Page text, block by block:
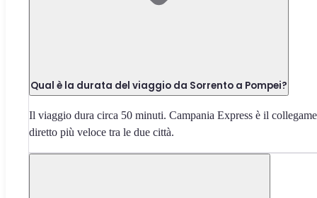
Qual è la durata del viaggio da Sorrento a Pompei?
Il viaggio dura circa 50 minuti. Campania Express è il
diretto più veloce tra le due città.